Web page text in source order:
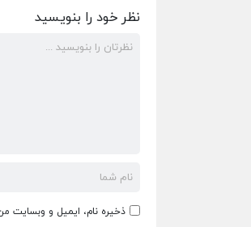
نظر خود را بنویسید
ذخیره نام، ایمیل و وبسایت